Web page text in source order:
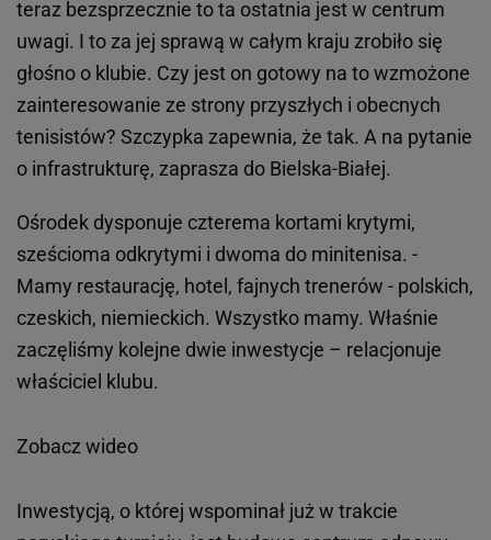
teraz bezsprzecznie to ta ostatnia jest w centrum
uwagi. I to za jej sprawą w całym kraju zrobiło się
głośno o klubie. Czy jest on gotowy na to wzmożone
zainteresowanie ze strony przyszłych i obecnych
tenisistów? Szczypka zapewnia, że tak. A na pytanie
o infrastrukturę, zaprasza do Bielska-Białej.
Ośrodek dysponuje czterema kortami krytymi,
sześcioma odkrytymi i dwoma do minitenisa. -
Mamy restaurację, hotel, fajnych trenerów - polskich,
czeskich, niemieckich. Wszystko mamy. Właśnie
zaczęliśmy kolejne dwie inwestycje – relacjonuje
właściciel klubu.
Zobacz wideo
Inwestycją, o której wspominał już w trakcie